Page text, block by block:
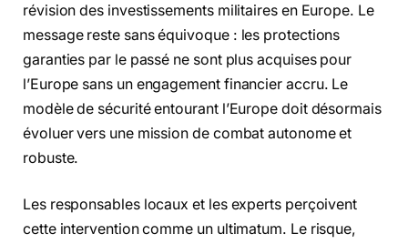
révision des investissements militaires en Europe. Le
message reste sans équivoque : les protections
garanties par le passé ne sont plus acquises pour
l’Europe sans un engagement financier accru. Le
modèle de sécurité entourant l’Europe doit désormais
évoluer vers une mission de combat autonome et
robuste.
Les responsables locaux et les experts perçoivent
cette intervention comme un ultimatum. Le risque,